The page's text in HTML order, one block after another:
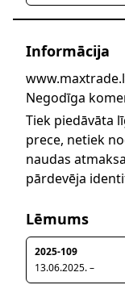
Informācija
Negodīga
Tiek piedāvāta
prece, netiek
naudas
pārdevēja
Lēmums
2025-109
13.06.2025. –